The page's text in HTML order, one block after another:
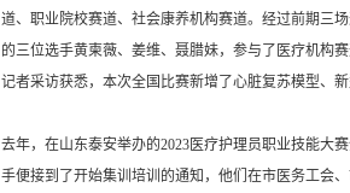
道、职业院校赛道、社会康养机构赛道。经过前期三
的三位选手黄柬薇、姜维、聂腊妹，参与了医疗机构
记者采访获悉，本次全国比赛新增了心脏复苏模型、
去年，在山东泰安举办的2023医疗护理员职业技能大
手便接到了开始集训培训的通知，他们在市医务工会